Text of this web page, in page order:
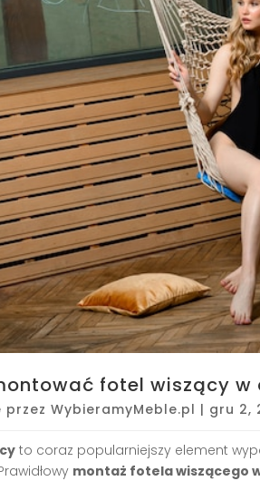
fotel wiszący w
przez WybieramyMeble.pl | gru 2,
to coraz popularniejszy element
montaż fotela wiszącego